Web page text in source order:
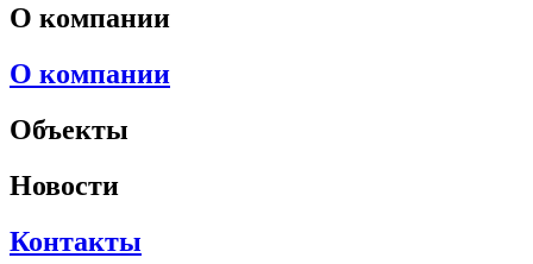
О компании
О компании
Объекты
Новости
Контакты